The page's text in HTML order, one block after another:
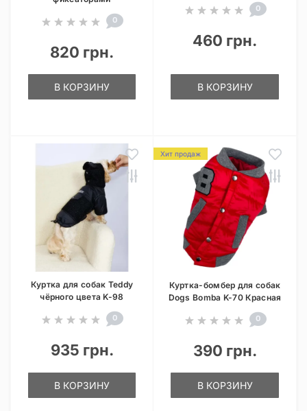
0
820 грн.
В КОРЗИНУ
0
460 грн.
В КОРЗИНУ
Куртка для собак Teddy
чёрного цвета K-98
0
935 грн.
В КОРЗИНУ
Хит продаж
Куртка-бомбер для собак
Dogs Bomba K-70 Красная
0
390 грн.
В КОРЗИНУ